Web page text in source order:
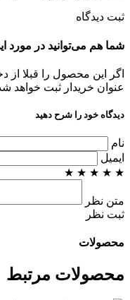
ثبت دیدگاه
شما هم می‌توانید در مورد
اگر این محصول را قبلا از
عنوان خریدار ثبت خواهد
دیدگاه خود را شرح دهید
نام
ایمیل
★
★
★
★
★
متن نظر
ثبت نظر
محصولات
محصولات مرتبط